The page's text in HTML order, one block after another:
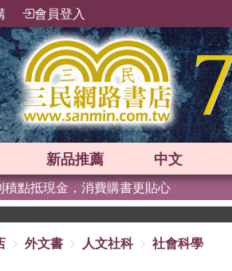
會員登入
新品推薦 中文
積點抵現金，消費購書更貼心
外文書 人文社科 社會科學